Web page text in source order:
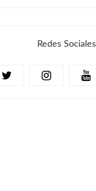
Redes Sociales